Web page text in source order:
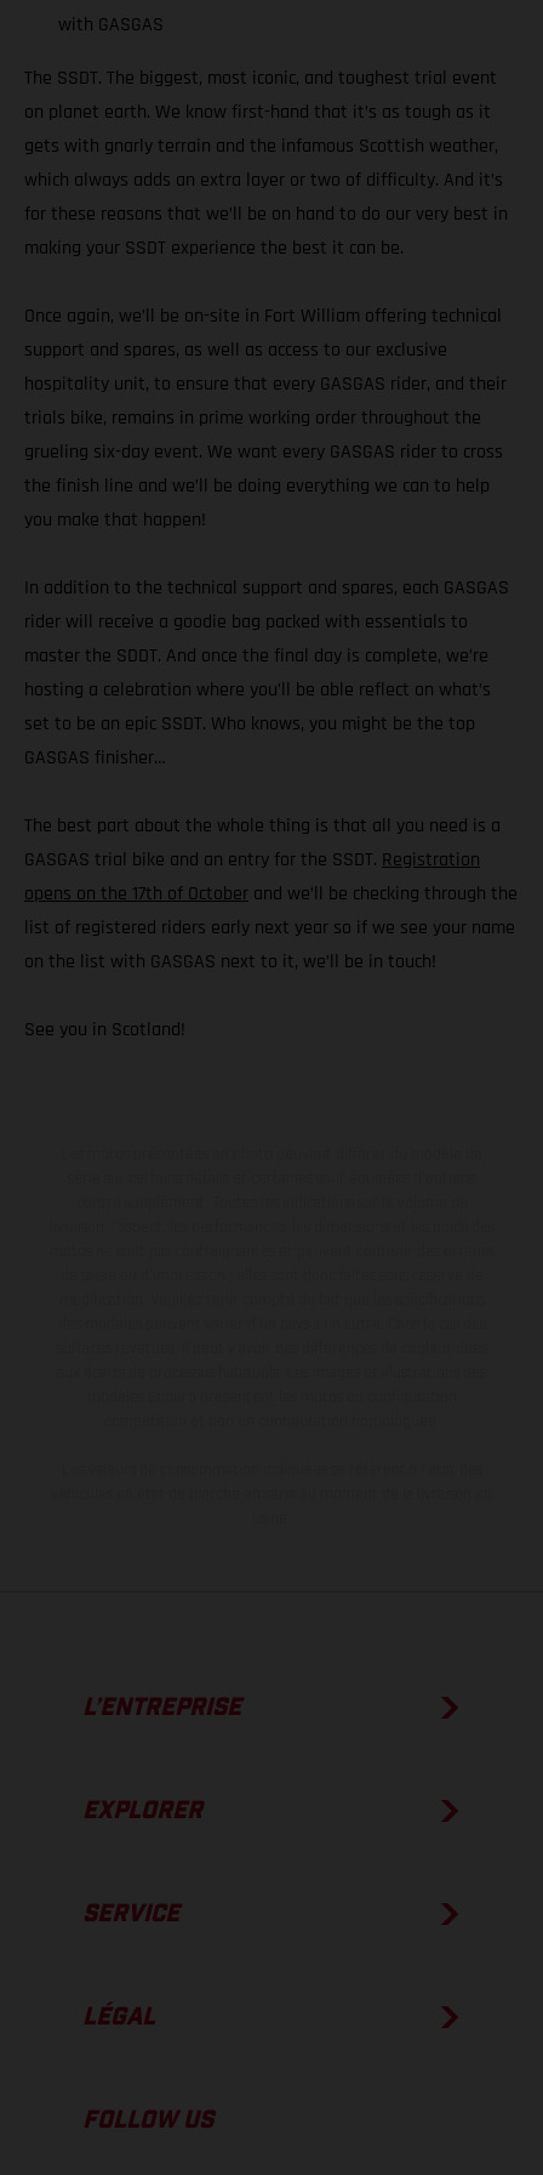
with GASGAS
The SSDT. The biggest, most iconic, and toughest trial event
on planet earth. We know first-hand that it’s as tough as it
gets with gnarly terrain and the infamous Scottish weather,
which always adds an extra layer or two of difficulty. And it’s
for these reasons that we’ll be on hand to do our very best in
making your SSDT experience the best it can be.
Once again, we’ll be on-site in Fort William offering technical
support and spares, as well as access to our exclusive
hospitality unit, to ensure that every GASGAS rider, and their
trials bike, remains in prime working order throughout the
grueling six-day event. We want every GASGAS rider to cross
the finish line and we’ll be doing everything we can to help
you make that happen!
In addition to the technical support and spares, each GASGAS
rider will receive a goodie bag packed with essentials to
master the SDDT. And once the final day is complete, we’re
hosting a celebration where you’ll be able reflect on what’s
set to be an epic SSDT. Who knows, you might be the top
GASGAS finisher…
The best part about the whole thing is that all you need is a
GASGAS trial bike and an entry for the SSDT. Registration
opens on the 17th of October and we’ll be checking through the
list of registered riders early next year so if we see your name
on the list with GASGAS next to it, we’ll be in touch!
See you in Scotland!
L’ENTREPRISE
EXPLORER
SERVICE
LÉGAL
FOLLOW US